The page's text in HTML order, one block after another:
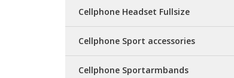
Cellphone Headset Fullsize
Cellphone Sport accessories
Cellphone Sportarmbands